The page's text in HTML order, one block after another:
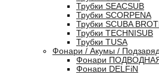
Трубки SEACSUB
Трубки SCORPENA
Трубки SCUBA
Трубки TECHNISUB
Трубки TUSA
Фонари / Акумы /
Фонари
Фонари DELFiN